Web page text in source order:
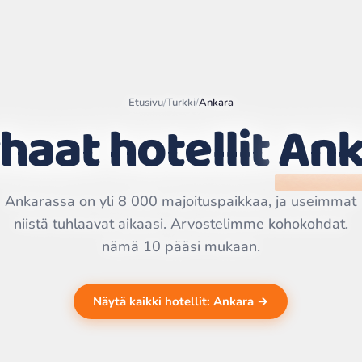
Leaflet
©
OpenStreetMap
contributors | ©
Etusivu/Turkki/Ankara
hotellit
Ankarassa on yli 8 000 majoituspaikkaa, ja useimmat
niistä tuhlaavat aikaasi. Arvostelimme kohokohdat.
nämä 10 pääsi mukaan.
Näytä kaikki hotellit: Ankara →